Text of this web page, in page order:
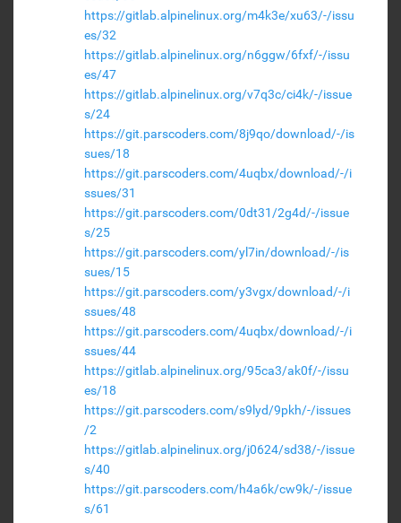
https://gitlab.alpinelinux.org/m4k3e/xu63/-/issu
es/32
https://gitlab.alpinelinux.org/n6ggw/6fxf/-/issu
es/47
https://gitlab.alpinelinux.org/v7q3c/ci4k/-/issue
s/24
https://git.parscoders.com/8j9qo/download/-/is
sues/18
https://git.parscoders.com/4uqbx/download/-/i
ssues/31
https://git.parscoders.com/0dt31/2g4d/-/issue
s/25
https://git.parscoders.com/yl7in/download/-/is
sues/15
https://git.parscoders.com/y3vgx/download/-/i
ssues/48
https://git.parscoders.com/4uqbx/download/-/i
ssues/44
https://gitlab.alpinelinux.org/95ca3/ak0f/-/issu
es/18
https://git.parscoders.com/s9lyd/9pkh/-/issues
/2
https://gitlab.alpinelinux.org/j0624/sd38/-/issue
s/40
https://git.parscoders.com/h4a6k/cw9k/-/issue
s/61